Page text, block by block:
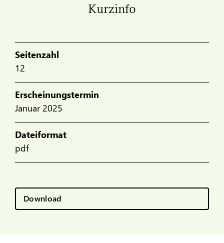
Kurzinfo
Seitenzahl
12
Erscheinungstermin
Januar 2025
Dateiformat
pdf
Download